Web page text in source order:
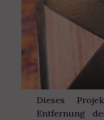
Dieses
Entfernung